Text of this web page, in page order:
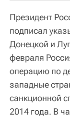
Президент
подписал
Донецкой и
февраля
операцию по
западные
санкционной
2014 года. В